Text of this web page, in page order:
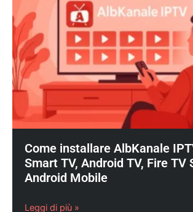
Come installare AlbKanale
Smart TV, Android TV, Fire TV
Android Mobile
Leggi di più »